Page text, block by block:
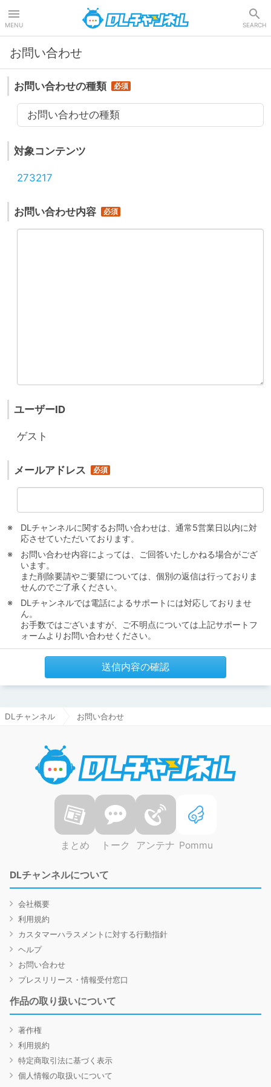
MENU SEARCH
お問い合わせ
お問い合わせの種類
お問い合わせの種類
対象コンテンツ
273217
お問い合わせ内容
ユーザーID
ゲスト
メールアドレス
DLチャンネルに関するお問い合わせは、通常5営業日以内に対
応させていただいております。
お問い合わせ内容によっては、ご回答いたしかねる場合がござ
います。
また削除要請やご要望については、個別の返信は行っておりま
せんのでご了承ください。
DLチャンネルでは電話によるサポートには対応しておりませ
ん。
お手数ではございますが、ご不明点については上記サポートフ
ォームよりお問い合わせください。
送信内容の確認
DLチャンネル お問い合わせ
まとめ トーク アンテナ Pommu
DLチャンネルについて
会社概要
利用規約
カスタマーハラスメントに対する行動指針
ヘルプ
お問い合わせ
プレスリリース・情報受付窓口
作品の取り扱いについて
著作権
利用規約
特定商取引法に基づく表示
個人情報の取扱いについて